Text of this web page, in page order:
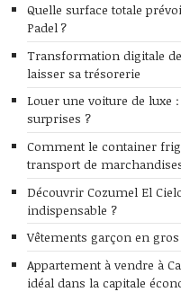
Quelle surface totale
Padel ?
Transformation digitale
laisser sa trésorerie
Louer une voiture de luxe
surprises ?
Comment le container
transport de
Découvrir Cozumel El
indispensable ?
Vêtements garçon en
Appartement à vendre à
idéal dans la capitale